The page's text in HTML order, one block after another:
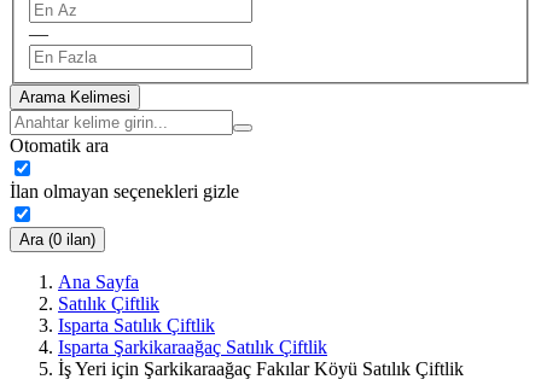
—
Arama Kelimesi
Otomatik ara
İlan olmayan seçenekleri gizle
Ara (0 ilan)
Ana Sayfa
Satılık Çiftlik
Isparta Satılık Çiftlik
Isparta Şarkikaraağaç Satılık Çiftlik
İş Yeri için Şarkikaraağaç Fakılar Köyü Satılık Çiftlik